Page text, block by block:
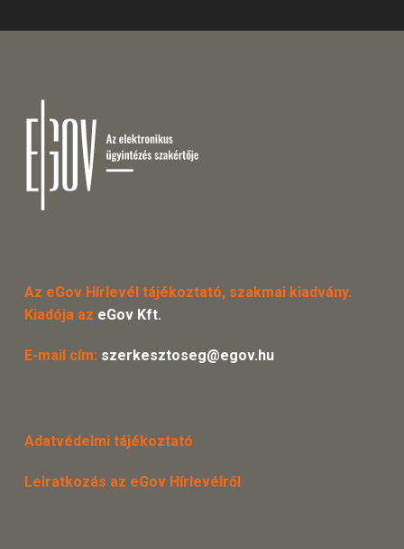
Az eGov Hírlevél tájékoztató, szakmai kiadvány.
Kiadója az eGov Kft.
E-mail cím: szerkesztoseg@egov.hu
Adatvédelmi tájékoztató
Leiratkozás az eGov Hírlevélről